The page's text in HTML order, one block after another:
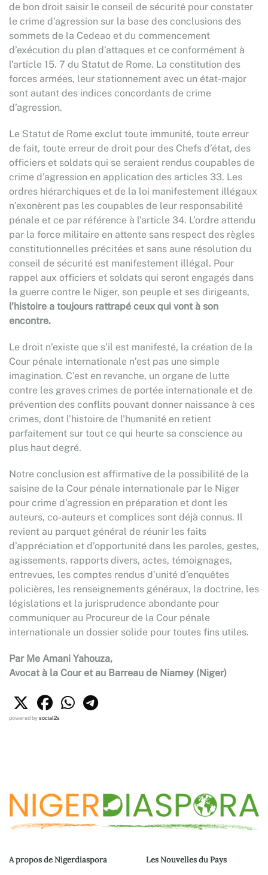
de bon droit saisir le conseil de sécurité pour constater
le crime d’agression sur la base des conclusions des
sommets de la Cedeao et du commencement
d’exécution du plan d’attaques et ce conformément à
l’article 15. 7 du Statut de Rome. La constitution des
forces armées, leur stationnement avec un état-major
sont autant des indices concordants de crime
d’agression.
Le Statut de Rome exclut toute immunité, toute erreur
de fait, toute erreur de droit pour des Chefs d’état, des
officiers et soldats qui se seraient rendus coupables de
crime d’agression en application des articles 33. Les
ordres hiérarchiques et de la loi manifestement illégaux
n’exonèrent pas les coupables de leur responsabilité
pénale et ce par référence à l’article 34. L’ordre attendu
par la force militaire en attente sans respect des règles
constitutionnelles précitées et sans aune résolution du
conseil de sécurité est manifestement illégal. Pour
rappel aux officiers et soldats qui seront engagés dans
la guerre contre le Niger, son peuple et ses dirigeants,
l’histoire a toujours rattrapé ceux qui vont à son
encontre.
Le droit n’existe que s’il est manifesté, la création de la
Cour pénale internationale n’est pas une simple
imagination. C’est en revanche, un organe de lutte
contre les graves crimes de portée internationale et de
prévention des conflits pouvant donner naissance à ces
crimes, dont l’histoire de l’humanité en retient
parfaitement sur tout ce qui heurte sa conscience au
plus haut degré.
Notre conclusion est affirmative de la possibilité de la
saisine de la Cour pénale internationale par le Niger
pour crime d’agression en préparation et dont les
auteurs, co-auteurs et complices sont déjà connus. Il
revient au parquet général de réunir les faits
d’appréciation et d’opportunité dans les paroles, gestes,
agissements, rapports divers, actes, témoignages,
entrevues, les comptes rendus d’unité d’enquêtes
policières, les renseignements généraux, la doctrine, les
législations et la jurisprudence abondante pour
communiquer au Procureur de la Cour pénale
internationale un dossier solide pour toutes fins utiles.
Par Me Amani Yahouza,
Avocat à la Cour et au Barreau de Niamey (Niger)
powered bysocial2s
A propos de Nigerdiaspora Les Nouvelles du Pays